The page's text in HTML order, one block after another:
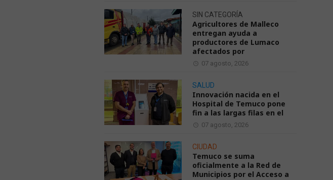
SIN CATEGORÍA
Agricultores de Malleco
entregan ayuda a
productores de Lumaco
afectados por
07 agosto, 2026
SALUD
Innovación nacida en el
Hospital de Temuco pone
fin a las largas filas en el
07 agosto, 2026
CIUDAD
Temuco se suma
oficialmente a la Red de
Municipios por el Acceso a